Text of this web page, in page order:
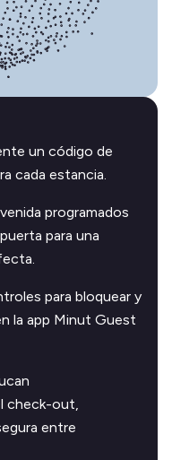
un código de
cada estancia.
programados
para una
para bloquear y
la app Minut Guest
check-out,
entre